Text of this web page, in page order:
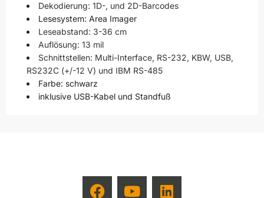
Dekodierung: 1D-, und 2D-Barcodes
Lesesystem: Area Imager
Leseabstand: 3-36 cm
Auflösung: 13 mil
Schnittstellen: Multi-Interface, RS-232, KBW, USB,
RS232C (+/-12 V) und IBM RS-485
Farbe: schwarz
inklusive USB-Kabel und Standfuß